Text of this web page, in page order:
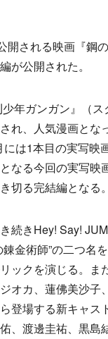
開される映画『鋼
が公開された。
年ガンガン』（ス
れ、人気漫画とな
は1本目の実写映
なる今回の実写映
切る完結編となる。
続きHey! Say!
金術師”の二つ名
ックを演じる。ま
オカ、蓮佛美沙子
登場する新キャス
、渡邊圭祐、黒島